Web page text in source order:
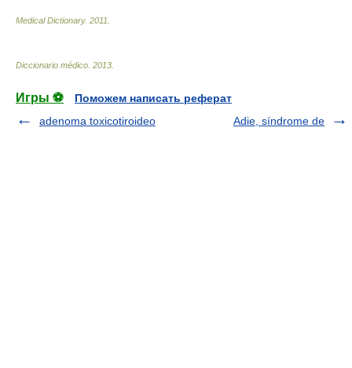
Medical Dictionary. 2011
Diccionario médico 2013
Игры ⚽
Поможем написать реферат
adenoma toxicotiroideo
Adie, síndrome de